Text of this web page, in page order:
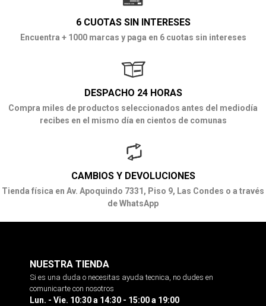
6 CUOTAS SIN INTERESES
Encuentra + 1000 marcas y paga en 6 cuotas sin intereses
DESPACHO 24 HORAS
Compra miles de productos seleccionados antes del mediodía
recibes en el mismo día en cientos de comunas
CAMBIOS Y DEVOLUCIONES
Tienda física en Av. Apoquindo 7331, Piso 9, Las Condes o a través
de WhatsApp
NUESTRA TIENDA
Si es una duda o necesitas ayuda tecnica, no dudes en
comunicarte con nosotros
Lun. - Vie. 10:30 a 14:30 - 15:00 a 19:00